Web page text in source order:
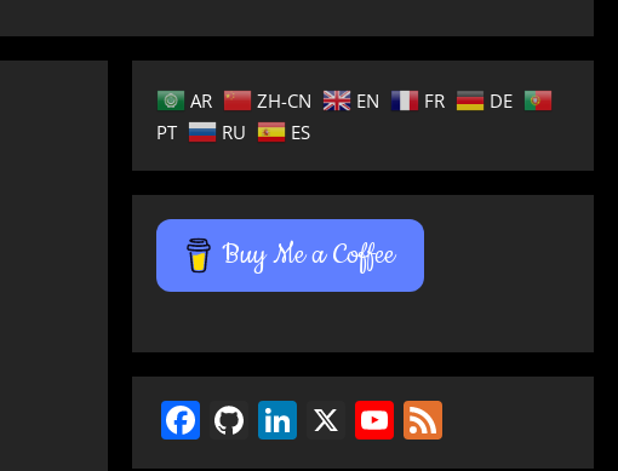
AR ZH-CN EN FR
DE
PT
RU ES
Buy Me a Coffee
Facebook
GitHub
LinkedIn
X YouTube
Feed